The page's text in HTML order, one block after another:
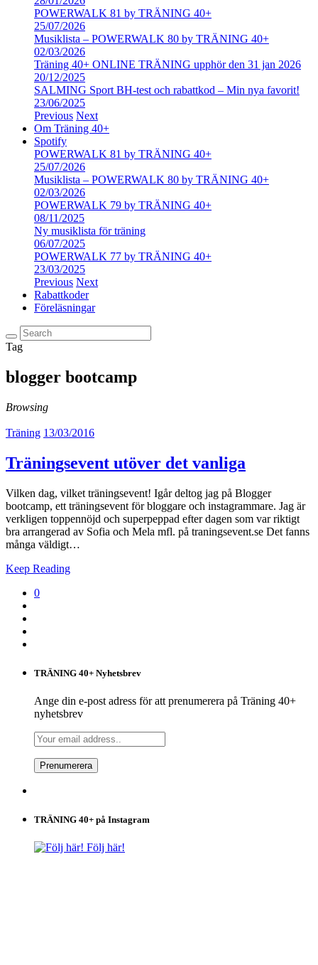
POWERWALK 81 by TRÄNING 40+
25/07/2026
Musiklista – POWERWALK 80 by TRÄNING 40+
02/03/2026
Träning 40+ ONLINE TRÄNING upphör den 31 jan 2026
20/12/2025
SALMING Sport BH-test och rabattkod – Min nya favorit!
23/06/2025
Previous Next
Om Träning 40+
Spotify
POWERWALK 81 by TRÄNING 40+
25/07/2026
Musiklista – POWERWALK 80 by TRÄNING 40+
02/03/2026
POWERWALK 79 by TRÄNING 40+
08/11/2025
Ny musiklista för träning
06/07/2025
POWERWALK 77 by TRÄNING 40+
23/03/2025
Previous Next
Rabattkoder
Föreläsningar
Tag
blogger bootcamp
Browsing
Träning 13/03/2016
Träningsevent utöver det vanliga
Vilken dag, vilket träningsevent! Igår deltog jag på Blogger
bootcamp, ett träningsevent för bloggare och instagrammare. Jag är
verkligen toppennöjd och superpeppad efter dagen som var riktigt
bra arrangerad av Sofia och Mela mfl. på traningsevent.se Det fanns
många väldigt…
Keep Reading
0
TRÄNING 40+ Nyhetsbrev
Ange din e-post adress för att prenumerera på Träning 40+
nyhetsbrev
TRÄNING 40+ på Instagram
Följ här!